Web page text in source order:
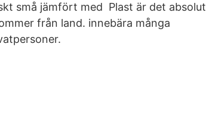
små jämfört med Plast är det absolut
från land. innebära många